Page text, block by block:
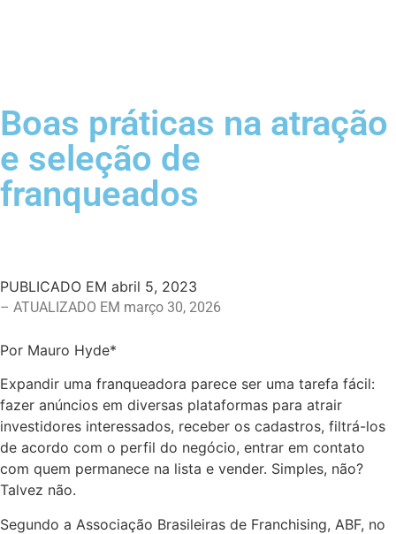
Boas práticas na atração
e seleção de
franqueados
PUBLICADO EM abril 5, 2023
– ATUALIZADO EM março 30, 2026
Por Mauro Hyde*
Expandir uma franqueadora parece ser uma tarefa fácil:
fazer anúncios em diversas plataformas para atrair
investidores interessados, receber os cadastros, filtrá-los
de acordo com o perfil do negócio, entrar em contato
com quem permanece na lista e vender. Simples, não?
Talvez não.
Segundo a Associação Brasileiras de Franchising, ABF, no